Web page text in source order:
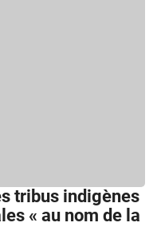
tribus indigènes
« au nom de la